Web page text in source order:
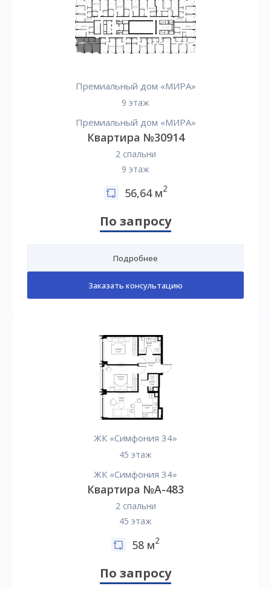
Премиальный дом «МИРА»
9 этаж
Премиальный дом «МИРА»
Квартира №30914
2 спальни
9 этаж
56,64 м2
По запросу
Подробнее
Заказать консультацию
ЖК «Симфония 34»
45 этаж
ЖК «Симфония 34»
Квартира №А-483
2 спальни
45 этаж
58 м2
По запросу